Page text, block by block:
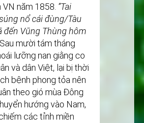
VN năm 1858. ’’Tai
nổ cái đùng/Tàu
đến Vũng Thùng hôm
mười tám tháng
lưỡng nan giằng co
và dân Việt, lại bị thời
bệnh phong tỏa nên
theo gió mùa Đông
hướng vào Nam,
các tỉnh miền